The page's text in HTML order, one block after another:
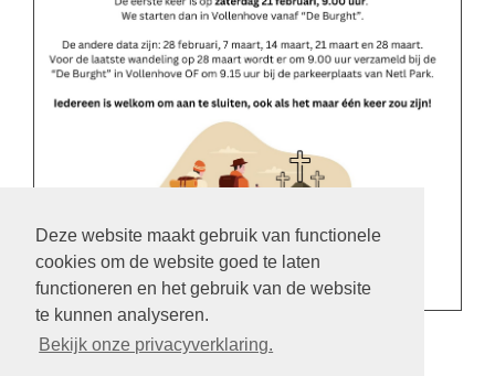
Deze website maakt gebruik van functionele
cookies om de website goed te laten
functioneren en het gebruik van de website
te kunnen analyseren.
Bekijk onze privacyverklaring.
terug